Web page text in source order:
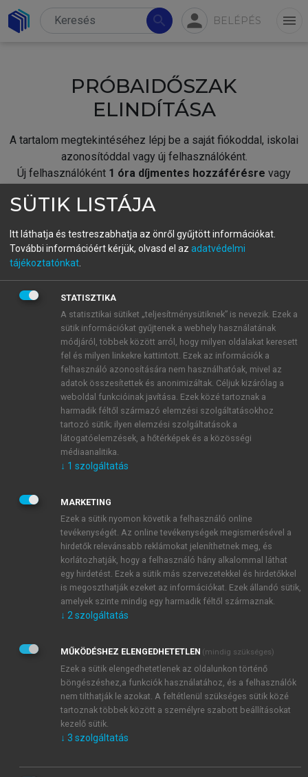
search person BELÉPÉS menu
PRÓBAIDŐSZAK
ELINDÍTÁSA
A tartalom megtekintéséhez lépj be a saját fiókoddal, iskolai
azonosítóddal vagy új felhasználóként.
Új felhasználóként 1 óra díjmentes hozzáférésre vagy
fiókoddal,vagy hozz létre új fiókot.
A regisztráció után apróbaidőszakautomatikusan
BELÉPÉS SAJÁT FIÓKKAL
ÚJ FIÓK LÉTREHOZÁSA
1 óra díjmentes hozzáférés
E-MAIL-CÍM
JELSZÓ
JELSZÓ ÚJRA
Kérek értesítést a MeRSZ újdonságairól, akcióiról.
Kérek értesítést az Akadémiai Kiadó Zrt. újdonságairól,
Adatkezelési tájékoztatóbanfoglaltakat tudomásul
veszem és elfogadom.
Általános vásárlási feltételeket, valamint a szotar.netés a
mersz.huoldalak licencszerződéseiben foglaltakat
tudomásul veszem és elfogadom.
KIPRÓBÁLOM
SÜTIK LISTÁJA
Itt láthatja és testreszabhatja az önről gyűjtött információkat.
További információért kérjük, olvasd el az adatvédelmi
tájékoztatónkat
STATISZTIKA
A statisztikai sütiket „teljesítménysütiknek” is nevezik. Ezek a
sütik információkat gyűjtenek a webhely használatának
módjáról, többek között arról, hogy milyen oldalakat keresett
fel és milyen linkekre kattintott. Ezek az információk a
felhasználó azonosítására nem használhatóak, mivel az
adatok összesítettek és anonimizáltak. Céljuk kizárólag a
weboldal funkcióinak javítása. Ezek közé tartoznak a
harmadik féltől származó elemzési szolgáltatásokhoz
tartozó sütik; ilyen elemzési szolgáltatások a
látogatóelemzések, a hőtérképek és a közösségi
médiaanalitika.
↓ 1 szolgáltatás
MARKETING
Ezek a sütik nyomon követik a felhasználó online
tevékenységét. Az online tevékenységek megismerésével a
hirdetők relevánsabb reklámokat jeleníthetnek meg, és
korlátozhatják, hogy a felhasználó hány alkalommal láthat
egy hirdetést. Ezek a sütik más szervezetekkel és hirdetőkkel
is megoszthatják ezeket az információkat. Ezek állandó sütik,
amelyek szinte mindig egy harmadik féltől származnak.
↓ 2 szolgáltatás
MŰKÖDÉSHEZ ELENGEDHETETLEN (mindig szükséges)
Ezek a sütik elengedhetetlenek az oldalunkon történő
böngészéshez,a funkciók használatához, és a felhasználók
nem tilthatják le azokat. A feltétlenül szükséges sütik közé
tartoznak többek között a személyre szabott beállításokat
kezelő sütik.
↓ 3 szolgáltatás